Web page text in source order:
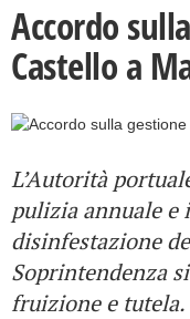
Accordo
Castello a
L’Autorità
pulizia annuale e
disinfestazione
Soprintendenza
fruizione e tutela.